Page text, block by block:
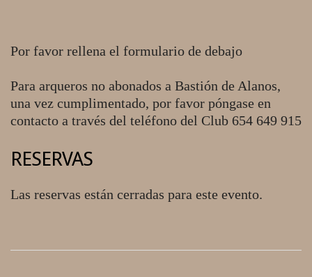
Por favor rellena el formulario de debajo
Para arqueros no abonados a Bastión de Alanos,
una vez cumplimentado, por favor póngase en
contacto a través del teléfono del Club 654 649 915
RESERVAS
Las reservas están cerradas para este evento.